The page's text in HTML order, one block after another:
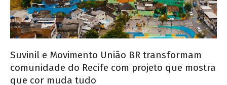
Suvinil e Movimento União BR transformam
comunidade do Recife com projeto que mostra
que cor muda tudo